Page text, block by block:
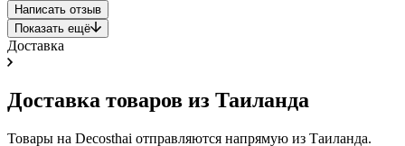
Написать отзыв
Показать ещё
Доставка
Доставка товаров из Таиланда
Товары на Decosthai отправляются напрямую из Таиланда.